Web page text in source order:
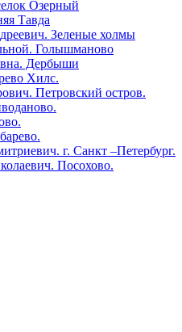
Озерный
Тавда
Зеленые холмы
Голышманово
Дербыши
Хилс.
Петровский остров.
г. Санкт –Петербург.
Посохово.